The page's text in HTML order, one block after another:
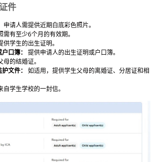
件
申请人需提供近期白底彩色照片。
需有至少6个月的有效期。
供学生的出生证明。
口簿： 提供申请人的出生证明或户口簿。
的结婚证。
文件： 如适用，提供学生父母的离婚证、分居证和相
自学生学校的一封信。